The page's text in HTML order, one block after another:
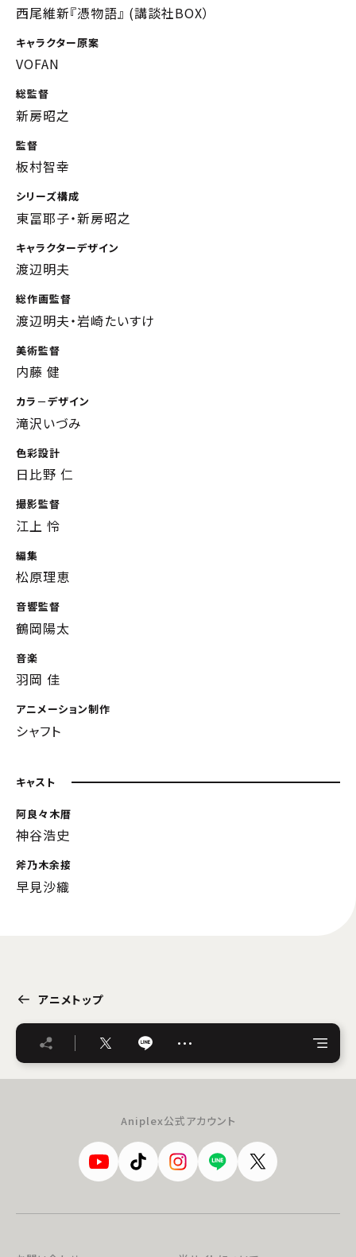
西尾維新『憑物語』 (講談社BOX）
キャラクター原案
VOFAN
総監督
新房昭之
監督
板村智幸
シリーズ構成
東冨耶子・新房昭之
キャラクターデザイン
渡辺明夫
総作画監督
渡辺明夫・岩崎たいすけ
美術監督
内藤 健
カラ－デザイン
滝沢いづみ
色彩設計
日比野 仁
撮影監督
江上 怜
編集
松原理恵
音響監督
鶴岡陽太
音楽
羽岡 佳
アニメーション制作
シャフト
キャスト
阿良々木暦
神谷浩史
斧乃木余接
早見沙織
アニメトップ
…
Aniplex公式アカウント